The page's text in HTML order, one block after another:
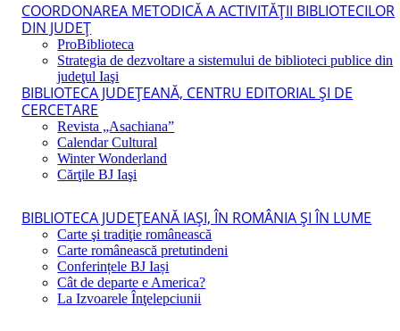
COORDONAREA METODICĂ A ACTIVITĂŢII BIBLIOTECILOR
DIN JUDEŢ
ProBiblioteca
Strategia de dezvoltare a sistemului de biblioteci publice din
judeţul Iaşi
BIBLIOTECA JUDEŢEANĂ, CENTRU EDITORIAL ŞI DE
CERCETARE
Revista „Asachiana”
Calendar Cultural
Winter Wonderland
Cărţile BJ Iaşi
BIBLIOTECA JUDEŢEANĂ IAŞI, ÎN ROMÂNIA ŞI ÎN LUME
Carte şi tradiţie românească
Carte românească pretutindeni
Conferințele BJ Iași
Cât de departe e America?
La Izvoarele Înţelepciunii